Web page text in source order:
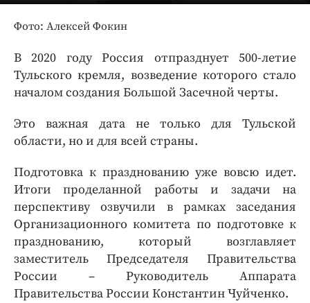
Фото: Алексей Фокин
В 2020 году Россия отпразднует 500-летие
Тульского кремля, возведение которого стало
началом создания Большой Засечной черты.
Это важная дата не только для Тульской
области, но и для всей страны.
Подготовка к празднованию уже вовсю идет.
Итоги проделанной работы и задачи на
перспективу озвучили в рамках заседания
Организационного комитета по подготовке к
празднованию, который возглавляет
заместитель Председателя Правительства
России – Руководитель Аппарата
Правительства России Константин Чуйченко.